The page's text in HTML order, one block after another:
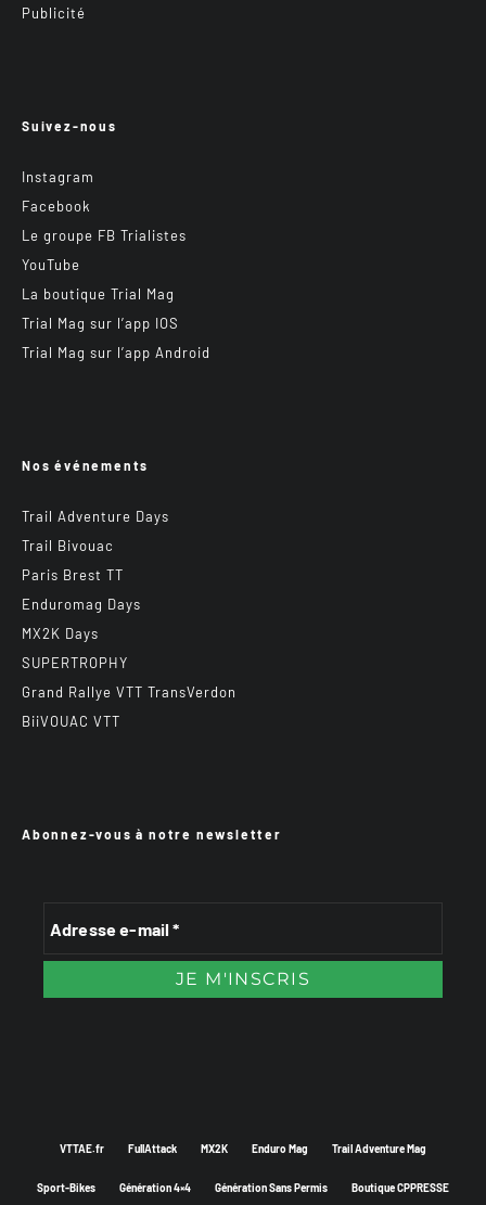
Publicité
Suivez-nous
Instagram
Facebook
Le groupe FB Trialistes
YouTube
La boutique Trial Mag
Trial Mag sur l’app IOS
Trial Mag sur l’app Android
Nos événements
Trail Adventure Days
Trail Bivouac
Paris Brest TT
Enduromag Days
MX2K Days
SUPERTROPHY
Grand Rallye VTT TransVerdon
BiiVOUAC VTT
Abonnez-vous à notre newsletter
VTTAE.fr FullAttack MX2K Enduro Mag Trail Adventure Mag
Sport-Bikes Génération 4×4 Génération Sans Permis Boutique CPPRESSE